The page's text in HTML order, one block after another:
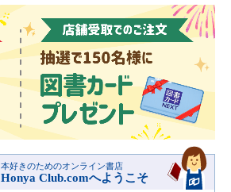
本好きのためのオンライン書店
Honya Club.comへようこそ